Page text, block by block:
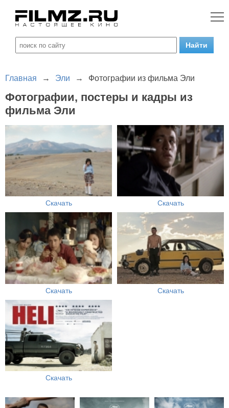
Главная → Эли → Фотографии из фильма Эли
Фотографии, постеры и кадры из
фильма Эли
Скачать Скачать
Скачать Скачать
Скачать